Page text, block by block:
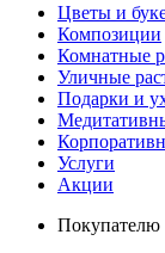
Цветы и
Композиции
Комнатные
Уличные
Подарки и
Услуги
Акции
Покупателю